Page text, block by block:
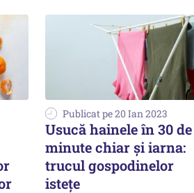
Publicat pe 20 Ian 2023
Usucă hainele în 30 de
minute chiar și iarna:
trucul gospodinelor
istețe